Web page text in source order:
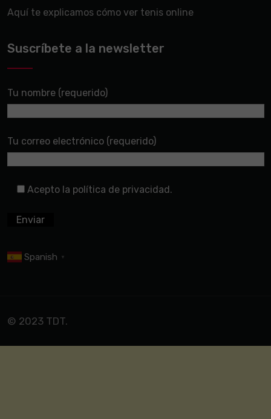
Aquí te explicamos cómo ver tenis online
Suscríbete a la newsletter
Tu nombre (requerido)
Tu correo electrónico (requerido)
Acepto la política de privacidad.
Spanish ▼
© 2023 TDT.